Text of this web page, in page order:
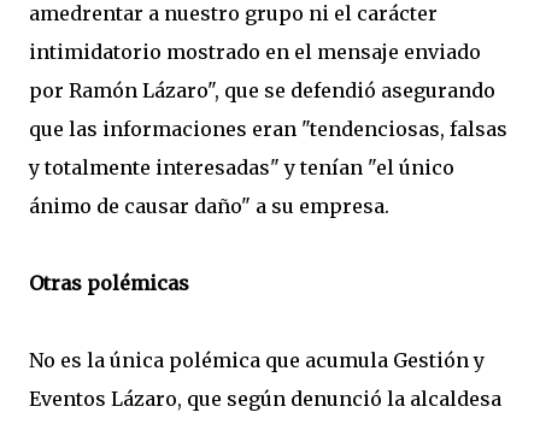
amedrentar a nuestro grupo ni el carácter
intimidatorio mostrado en el mensaje enviado
por Ramón Lázaro", que se defendió asegurando
que las informaciones eran "tendenciosas, falsas
y totalmente interesadas" y tenían "el único
ánimo de causar daño" a su empresa.
Otras polémicas
No es la única polémica que acumula Gestión y
Eventos Lázaro, que según denunció la alcaldesa